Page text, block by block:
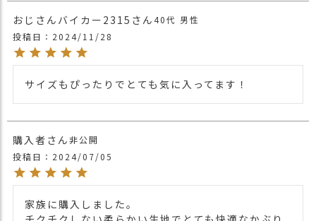
おじさんバイカー2315 40代 男性
投稿日
2024/11/28
サイズもぴったりでとても気に入ってます！
購入者
非公開
投稿日
2024/07/05
家族に購入しました。